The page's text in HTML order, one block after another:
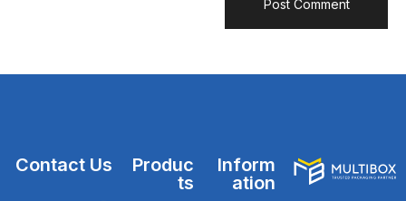
Inform
ation
Produc
ts
Contact Us